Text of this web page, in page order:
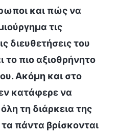
και πώς να
τις
διευθετήσεις του
το πιο αξιοθρήνητο
Ακόμη και στο
κατάφερε να
τη διάρκεια της
πάντα βρίσκονται